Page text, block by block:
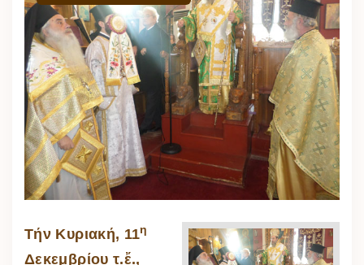
Τήν Κυριακή, 11η
Δεκεμβρίου τ.ἔ.,